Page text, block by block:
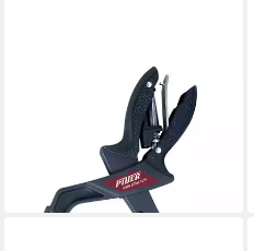
Spannzwinge Piher
Progressiv-Spannzange rund
lieferbar - in 3-4 Werktagen bei dir